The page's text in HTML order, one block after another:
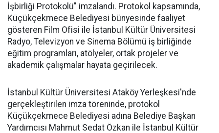
İşbirliği Protokolü" imzalandı. Protokol kapsamında,
Küçükçekmece Belediyesi bünyesinde faaliyet
gösteren Film Ofisi ile İstanbul Kültür Üniversitesi
Radyo, Televizyon ve Sinema Bölümü iş birliğinde
eğitim programları, atölyeler, ortak projeler ve
akademik çalışmalar hayata geçirilecek.
İstanbul Kültür Üniversitesi Ataköy Yerleşkesi'nde
gerçekleştirilen imza töreninde, protokol
Küçükçekmece Belediyesi adına Belediye Başkan
Yardımcısı Mahmut Sedat Özkan ile İstanbul Kültür